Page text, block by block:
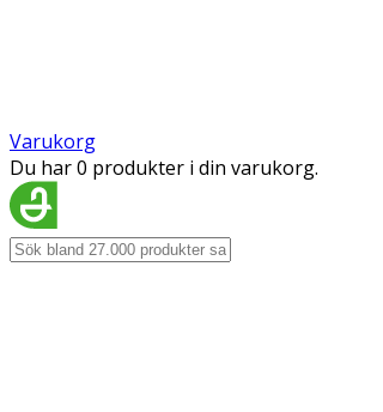
Varukorg
Du har 0 produkter i din varukorg.